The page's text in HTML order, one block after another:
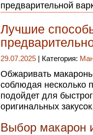
предварительной
Лучшие
29.07.2025 | Категория:
Обжаривать
соблюдая несколько
подойдет для
оригинальных
Выбор макарон